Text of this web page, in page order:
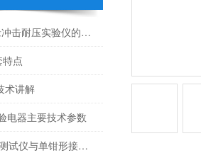
ZJ-12S匝间绝缘冲击耐压实验仪的操作就是这么简单
点
术讲解
电器主要技术参数
双钳形接地电阻测试仪与单钳形接地电阻测试仪的区别